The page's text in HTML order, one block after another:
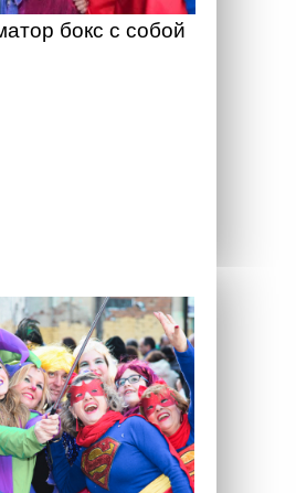
бокс с собой